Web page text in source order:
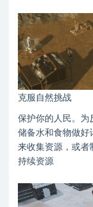
克服自然挑战
保护你的人民。为
储备水和食物做好
来收集资源，或者
持续资源